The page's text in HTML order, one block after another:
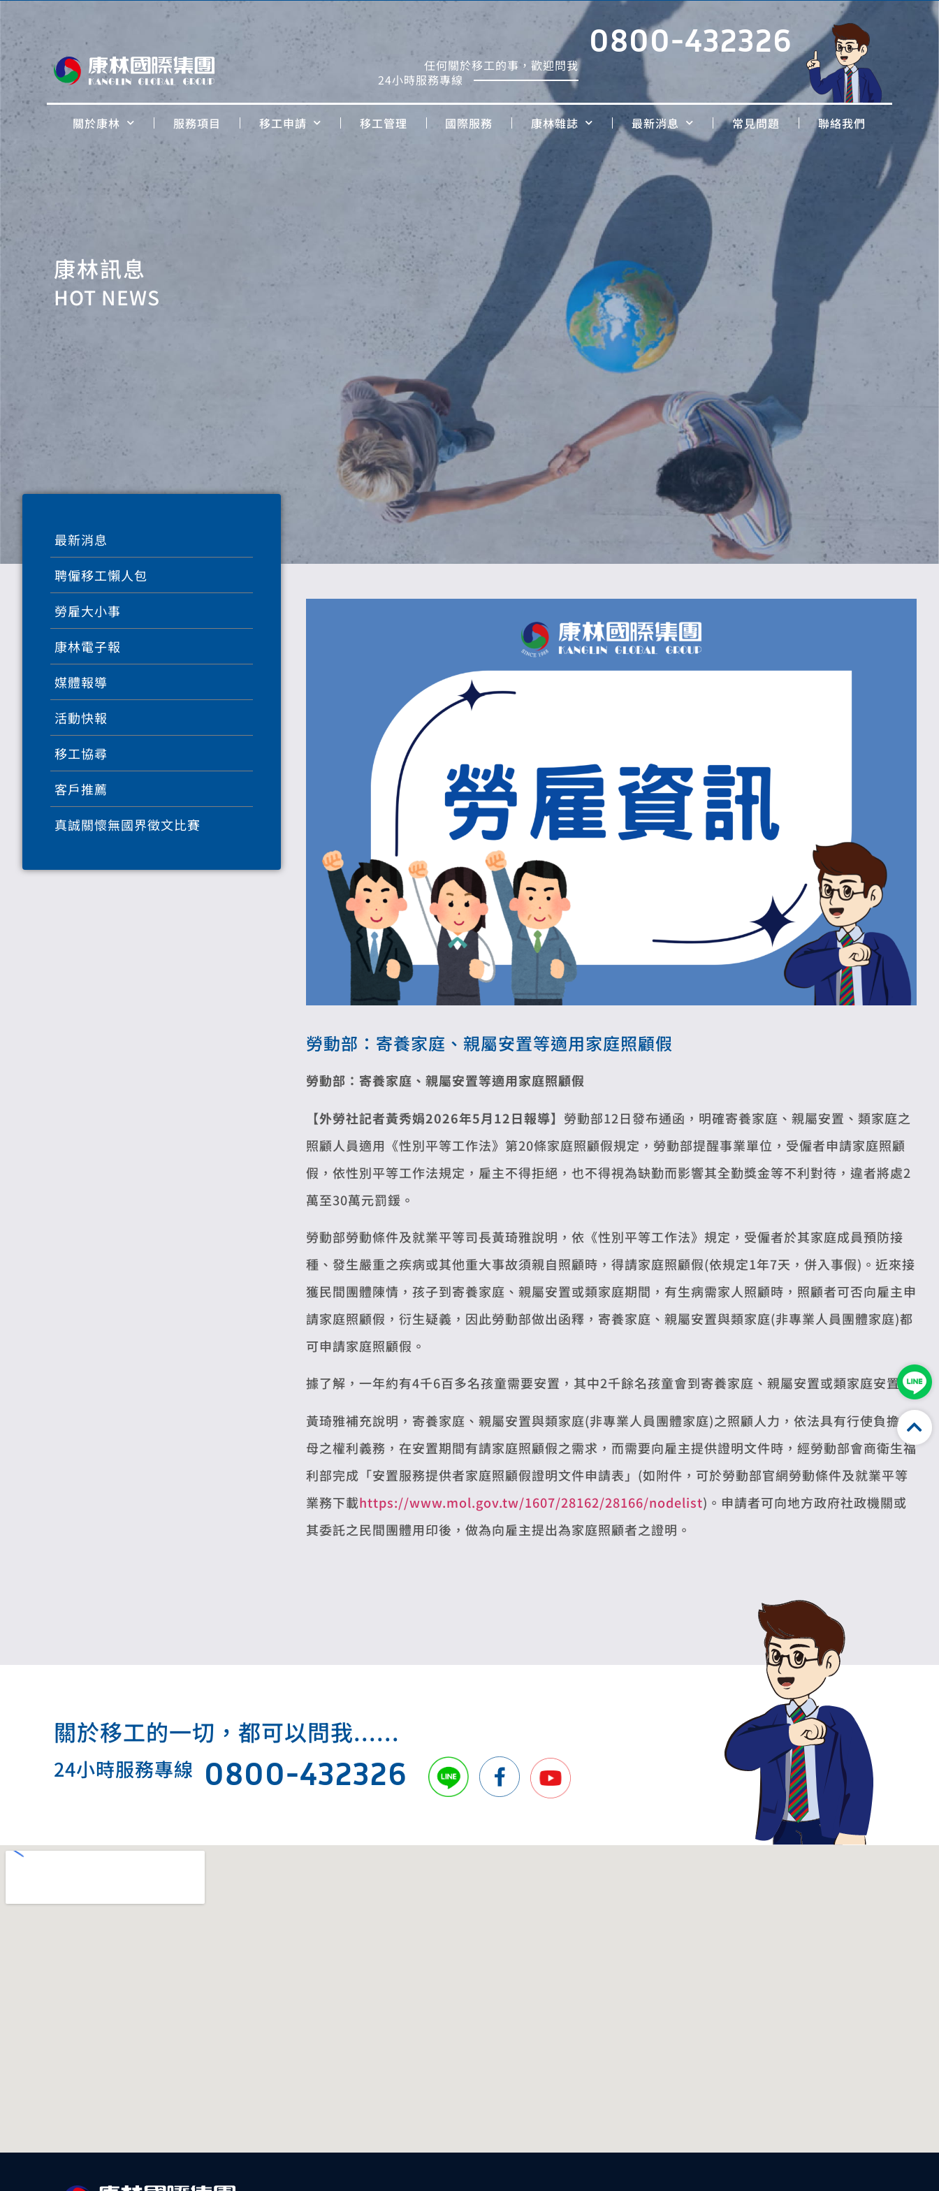
任何關於移工的事，歡迎問我
24小時服務專線
0800-432326
關於康林 服務項目 移工申請 移工管理 國際服務 康林雜誌 最新消息 常見問題 聯絡我們
康林訊息
HOT NEWS
最新消息
聘僱移工懶人包
勞雇大小事
康林電子報
媒體報導
活動快報
移工協尋
客戶推薦
真誠關懷無國界徵文比賽
勞動部：寄養家庭、親屬安置等適用家庭照顧假
勞動部：寄養家庭、親屬安置等適用家庭照顧假
【外勞社記者黃秀娟2026年5月12日報導】 勞動部12日發布通函，明確寄養家庭、親屬安置、類家庭之
照顧人員適用《性別平等工作法》第20條家庭照顧假規定，勞動部提醒事業單位，受僱者申請家庭照顧
假，依性別平等工作法規定，雇主不得拒絕，也不得視為缺勤而影響其全勤獎金等不利對待，違者將處2
萬至30萬元罰鍰。
勞動部勞動條件及就業平等司長黃琦雅說明，依《性別平等工作法》規定，受僱者於其家庭成員預防接
種、發生嚴重之疾病或其他重大事故須親自照顧時，得請家庭照顧假(依規定1年7天，併入事假)。近來接
獲民間團體陳情，孩子到寄養家庭、親屬安置或類家庭期間，有生病需家人照顧時，照顧者可否向雇主申
請家庭照顧假，衍生疑義，因此勞動部做出函釋，寄養家庭、親屬安置與類家庭(非專業人員團體家庭)都
可申請家庭照顧假。
據了解，一年約有4千6百多名孩童需要安置，其中2千餘名孩童會到寄養家庭、親屬安置或類家庭安置。
黃琦雅補充說明，寄養家庭、親屬安置與類家庭(非專業人員團體家庭)之照顧人力，依法具有行使負擔父
母之權利義務，在安置期間有請家庭照顧假之需求，而需要向雇主提供證明文件時，經勞動部會商衛生福
利部完成「安置服務提供者家庭照顧假證明文件申請表」(如附件，可於勞動部官網勞動條件及就業平等
業務下載https://www.mol.gov.tw/1607/28162/28166/nodelist)。申請者可向地方政府社政機關或
其委託之民間團體用印後，做為向雇主提出為家庭照顧者之證明。
關於移工的一切，都可以問我......
24小時服務專線 0800-432326